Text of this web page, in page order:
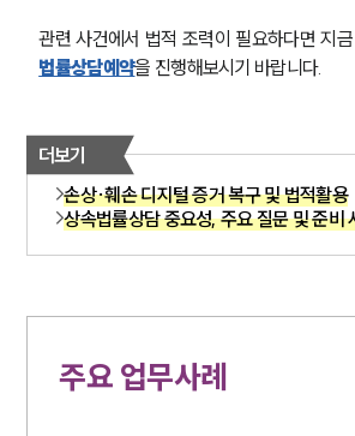
관련 사건에서 법적 조력이 필요하다면 지
법률상담예약을 진행해보시기 바랍니다.
더보기
손상·훼손 디지털 증거 복구 및 법적활용
상속법률상담 중요성, 주요 질문 및 준비
주요 업무사례